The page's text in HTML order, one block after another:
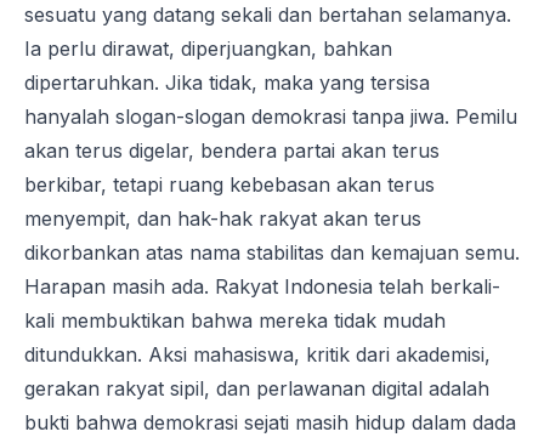
sesuatu yang datang sekali dan bertahan selamanya.
Ia perlu dirawat, diperjuangkan, bahkan
dipertaruhkan. Jika tidak, maka yang tersisa
hanyalah slogan-slogan demokrasi tanpa jiwa. Pemilu
akan terus digelar, bendera partai akan terus
berkibar, tetapi ruang kebebasan akan terus
menyempit, dan hak-hak rakyat akan terus
dikorbankan atas nama stabilitas dan kemajuan semu.
Harapan masih ada. Rakyat Indonesia telah berkali-
kali membuktikan bahwa mereka tidak mudah
ditundukkan. Aksi mahasiswa, kritik dari akademisi,
gerakan rakyat sipil, dan perlawanan digital adalah
bukti bahwa demokrasi sejati masih hidup dalam dada